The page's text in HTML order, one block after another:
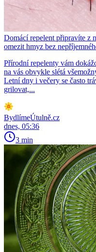
Domácí repelent připravíte z
omezit hmyz bez
Přírodní repelenty vám
na vás obvykle slétá
Letní dny i večery se často
grilovat,...
BydlímeÚtulně.cz
dnes, 05:36
3 min